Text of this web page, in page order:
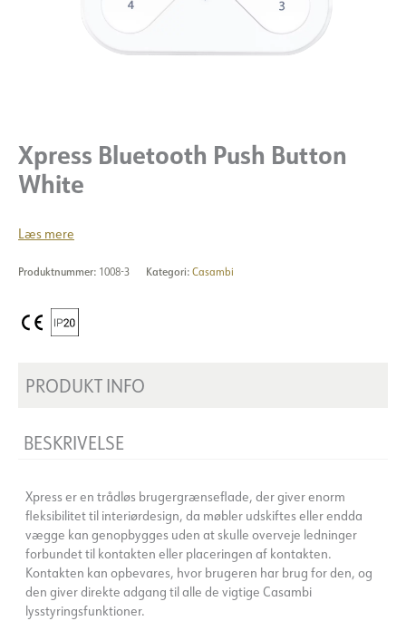
Xpress Bluetooth Push Button
White
Læs mere
Produktnummer: 1008-3 Kategori: Casambi
PRODUKT INFO
BESKRIVELSE
Xpress er en trådløs brugergrænseflade, der giver enorm
fleksibilitet til interiørdesign, da møbler udskiftes eller endda
vægge kan genopbygges uden at skulle overveje ledninger
forbundet til kontakten eller placeringen af kontakten.
Kontakten kan opbevares, hvor brugeren har brug for den, og
den giver direkte adgang til alle de vigtige Casambi
lysstyringsfunktioner.